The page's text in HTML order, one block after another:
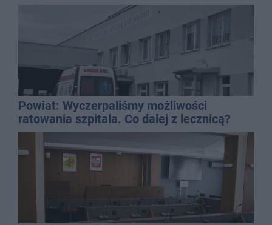
Powiat: Wyczerpaliśmy możliwości
ratowania szpitala. Co dalej z lecznicą?